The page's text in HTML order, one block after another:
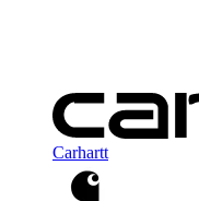
Carhartt